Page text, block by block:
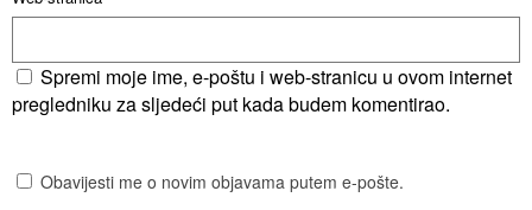
Spremi moje ime, e-poštu i web-stranicu u ovom internet
pregledniku za sljedeći put kada budem komentirao.
Obavijesti me o novim objavama putem e-pošte.